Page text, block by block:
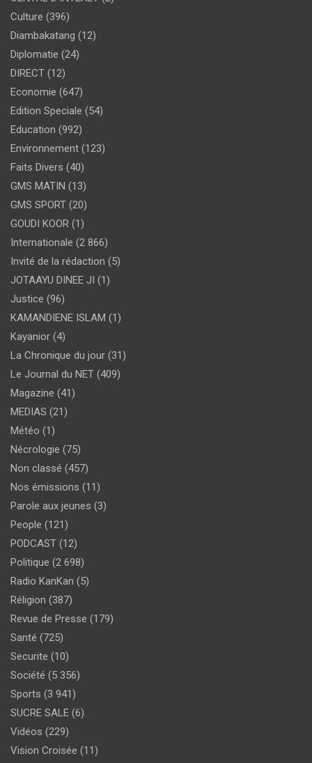
Culture (396)
Diambakatang (12)
Diplomatie (24)
DIRECT (12)
Economie (647)
Edition Speciale (54)
Education (992)
Environnement (123)
Faits Divers (40)
GMS MATIN (13)
GMS SPORT (20)
GOUDI KOOR (1)
Internationale (2 866)
Invité de la rédaction (5)
JOTAAYU DINEE JI (1)
Justice (96)
KAMANDIENE ISLAM (1)
Kayanior (4)
La Chronique du jour (31)
Le Journal du NET (409)
Magazine (41)
MEDIAS (21)
Météo (1)
Nécrologie (75)
Non classé (457)
Nos émissions (11)
Parole aux jeunes (3)
People (121)
PODCAST (12)
Politique (2 698)
Radio KanKan (5)
Réligion (387)
Revue de Presse (179)
Santé (725)
Securite (10)
Société (5 356)
Sports (3 941)
SUCRE SALE (6)
Vidéos (229)
Vision Croisée (11)